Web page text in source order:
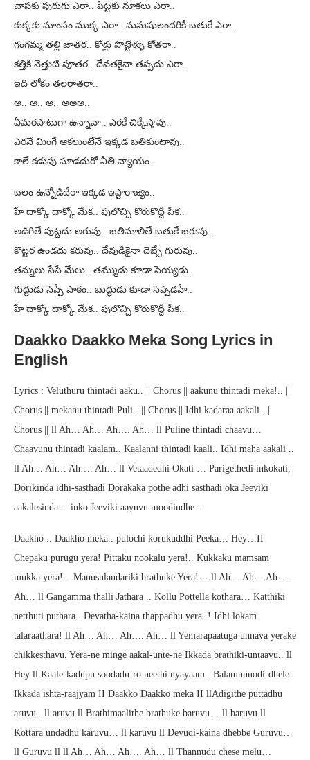
చాపకు పురుగు ఎరా.. పిట్టకు నూకలు ఎరా..
కుక్కకు మాంసం ముక్క ఎరా.. మనుషులందరికీ బతుకే ఎరా..
గంగమ్మ తల్లి జాతర.. కోళ్లు పొట్టేళ్ళు కోతరా..
కత్తికి నెత్తుటి పూతర.. దేవతకైనా తప్పదు ఎరా..
ఇది లోకం తలరాతరా..
అ.. అ.. అ.. అఅఅ..
ఏమరపాటుగా ఉన్నావా.. ఎరకే చిక్కేస్తావు..
ఎరనే మింగే ఆకలుంటేనే ఇక్కడ బతికుంటావు..
కాలే కడుపు సూడదురో నీతి న్యాయం..
బలం ఉన్నోడిదేరా ఇక్కడ ఇష్టారాజ్యం..
హే దాక్కో దాక్కో మేక.. పులొచ్చి కొరుకొద్దీ పీక..
అడిగితే పుట్టదు అరువు.. బతిమాలితే బతుకే బరువు..
కొట్టర ఉండదు కరువు.. దేవుడికైనా దెబ్బే గురువు..
తన్నులు సేసే మేలు.. తమ్ముడు కూడా సెయ్యడు..
గుద్దుడు సెప్పే పాఠం.. బుద్ధుడు కూడా సెప్పడహే..
హే దాక్కో దాక్కో మేక.. పులొచ్చి కొరుకొద్దీ పీక..
Daakko Daakko Meka Song Lyrics in
English
Lyrics : Veluthuru thintadi aaku.. || Chorus || aakunu thintadi meka!.. ||
Chorus || mekanu thintadi Puli.. || Chorus || Idhi kadaraa aakali ..||
Chorus || ll Ah… Ah… Ah…. Ah… ll Puline thintadi chaavu…
Chaavunu thintadi kaalam.. Kaalanni thintadi kaali.. Idhi maha aakali ..
ll Ah… Ah… Ah…. Ah… ll Vetaadedhi Okati … Parigethedi inkokati,
Dorikinda idhi-sasthadi Dorakaka pothe adhi sasthadi oka Jeeviki
aakalesinda… inko Jeeviki aayuvu moodindhe…
Daakho .. Daakho meka.. pulochi korukuddhi Peeka… Hey…II
Chepaku purugu yera! Pittaku nookalu yera!.. Kukkaku mamsam
mukka yera! – Manusulandariki brathuke Yera!… ll Ah… Ah… Ah….
Ah… ll Gangamma thalli Jathara .. Kollu Pottella kothara… Katthiki
netthuti puthara.. Devatha-kaina thappadhu yera..! Idhi lokam
talaraathara! ll Ah… Ah… Ah…. Ah… ll Yemarapaatuga unnava yerake
chikkesthavu. Yera-ne minge aakal-unte-ne Ikkada brathiki-untaavu.. ll
Hey ll Kaale-kadupu soodadu-ro neethi nyayaam.. Balamunnodi-dhele
Ikkada ishta-raajyam II Daakko Daakko meka II llAdigithe puttadhu
aruvu.. ll aruvu ll Brathimaalithe brathuke baruvu… ll baruvu ll
Kottara undadhu karuvu… ll karuvu ll Devudi-kaina dhebbe Guruvu…
ll Guruvu ll ll Ah… Ah… Ah…. Ah… ll Thannudu chese melu…